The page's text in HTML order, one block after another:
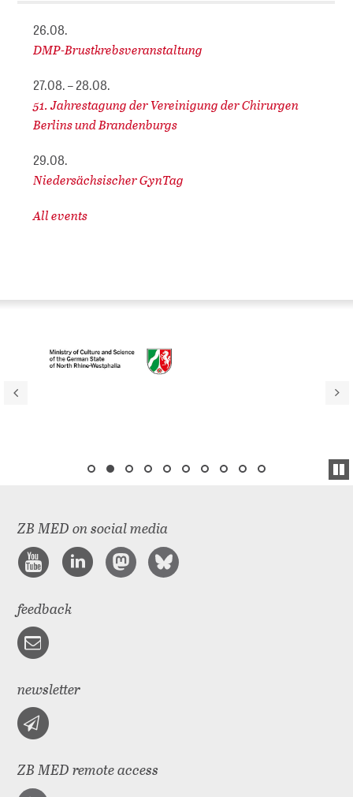
26.08.
DMP-Brustkrebsveranstaltung
27.08. – 28.08.
51. Jahrestagung der Vereinigung der Chirurgen
Berlins und Brandenburgs
29.08.
Niedersächsischer GynTag
All events
ZB MED on social media
feedback
newsletter
ZB MED remote access